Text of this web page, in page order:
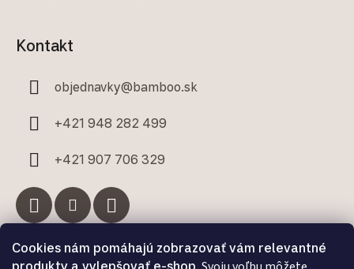
Cookies nám pomáhajú zobrazovať vám relevantné
produkty a vylepšovať e-shop.
Kontakt
objednavky@bamboo.sk
+421 948 282 499
+421 907 706 329
Facebook